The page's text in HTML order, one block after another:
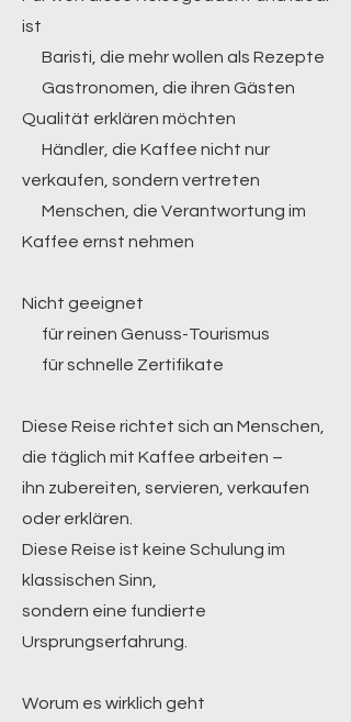
ist
Baristi, die mehr wollen als Rezepte
Gastronomen, die ihren Gästen
Qualität erklären möchten
Händler, die Kaffee nicht nur
verkaufen, sondern vertreten
Menschen, die Verantwortung im
Kaffee ernst nehmen
Nicht geeignet
für reinen Genuss-Tourismus
für schnelle Zertifikate
Diese Reise richtet sich an Menschen,
die täglich mit Kaffee arbeiten –
ihn zubereiten, servieren, verkaufen
oder erklären.
Diese Reise ist keine Schulung im
klassischen Sinn,
sondern eine fundierte
Ursprungserfahrung.
Worum es wirklich geht